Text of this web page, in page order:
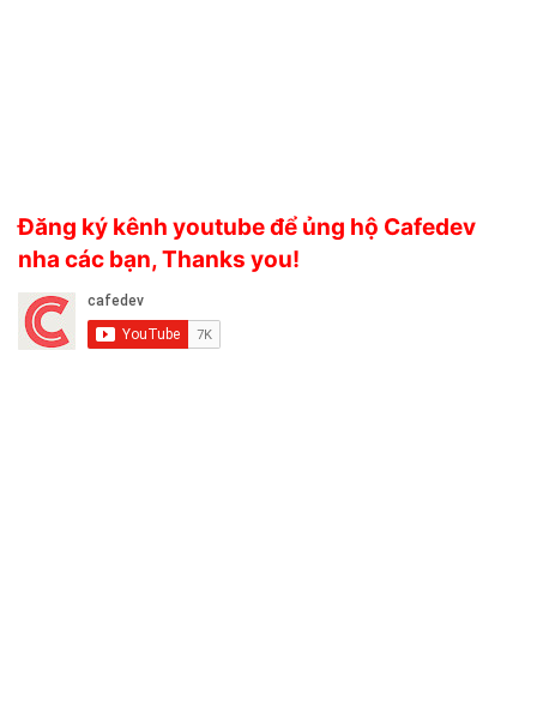
Đăng ký kênh youtube để ủng hộ Cafedev
nha các bạn, Thanks you!